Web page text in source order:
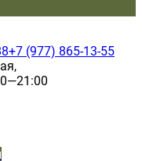
+7 (977) 865-13-55